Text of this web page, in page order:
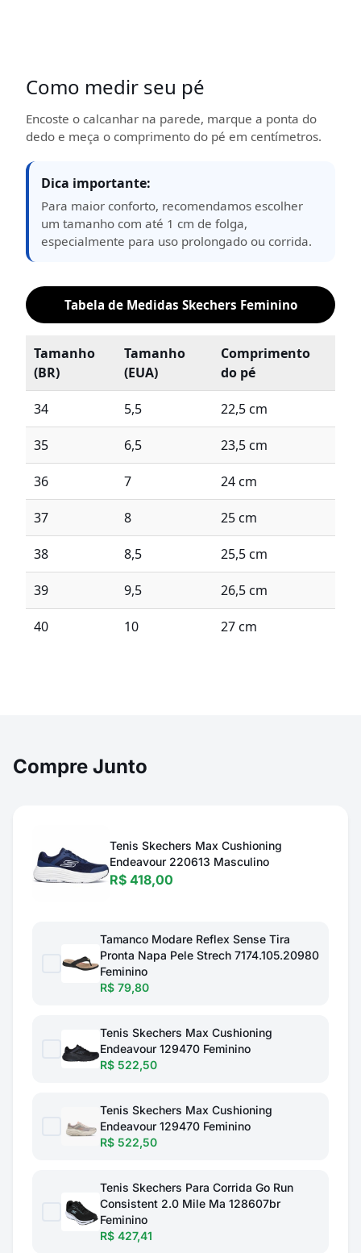
Como medir seu pé
Encoste o calcanhar na parede, marque a ponta do
dedo e meça o comprimento do pé em centímetros.
Dica importante:
Para maior conforto, recomendamos escolher
um tamanho com até 1 cm de folga,
especialmente para uso prolongado ou corrida.
Tabela de Medidas Skechers Feminino
Tamanho
(BR)
Tamanho
(EUA)
Comprimento
do pé
34 5,5 22,5 cm
35 6,5 23,5 cm
36 7 24 cm
37 8 25 cm
38 8,5 25,5 cm
39 9,5 26,5 cm
40 10 27 cm
Compre Junto
Tenis Skechers Max Cushioning
Endeavour 220613 Masculino
R$ 418,00
Tamanco Modare Reflex Sense Tira
Pronta Napa Pele Strech 7174.105.20980
Feminino
R$ 79,80
Tenis Skechers Max Cushioning
Endeavour 129470 Feminino
R$ 522,50
Tenis Skechers Max Cushioning
Endeavour 129470 Feminino
R$ 522,50
Tenis Skechers Para Corrida Go Run
Consistent 2.0 Mile Ma 128607br
Feminino
R$ 427,41